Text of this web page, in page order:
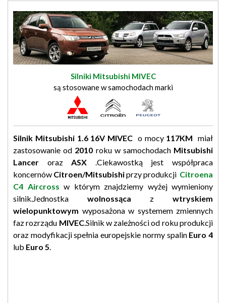
Silniki Mitsubishi MIVEC
są stosowane w samochodach marki
Silnik Mitsubishi 1.6 16V MIVEC o mocy117KM miał
zastosowanie od 2010 roku w samochodach Mitsubishi
Lancer oraz ASX
.Ciekawostką jest współpraca
koncernów Citroen/Mitsubishiprzy produkcji Citroena
C4 Aircross w którym znajdziemy wyżej wymieniony
silnik.Jednostka wolnossąca z wtryskiem
wielopunktowym wyposażona w systemem zmiennych
faz rozrządu MIVEC.Silnik w zależności od roku produkcji
oraz modyfikacji spełnia europejskie normy spalin Euro 4
lub Euro 5